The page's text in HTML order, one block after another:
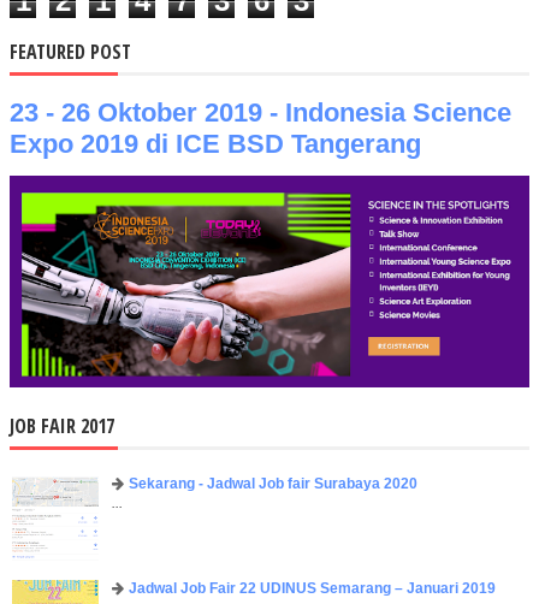
FEATURED POST
23 - 26 Oktober 2019 - Indonesia Science
Expo 2019 di ICE BSD Tangerang
JOB FAIR 2017
Sekarang - Jadwal Job fair Surabaya 2020
...
Jadwal Job Fair 22 UDINUS Semarang – Januari 2019